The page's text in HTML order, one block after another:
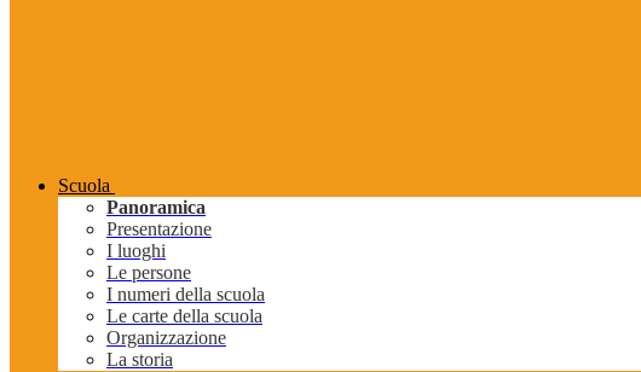
Scuola
Panoramica
Presentazione
I luoghi
Le persone
I numeri della scuola
Le carte della scuola
Organizzazione
La storia